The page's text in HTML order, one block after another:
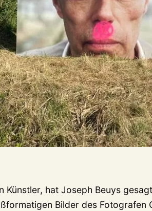
Künstler, hat Joseph Beuys
Bilder des Fotografen